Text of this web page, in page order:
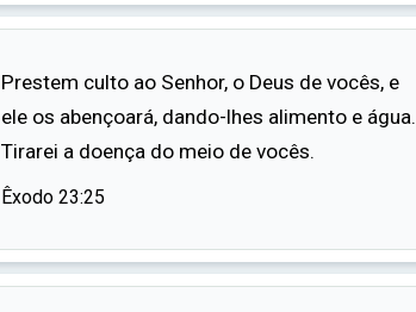
Prestem culto ao Senhor, o Deus de vocês, e
ele os abençoará, dando-lhes alimento e água.
Tirarei a doença do meio de vocês.
Êxodo 23:25